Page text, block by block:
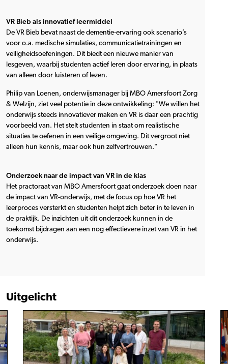
VR Bieb als innovatief leermiddel
De VR Bieb bevat naast de dementie-ervaring ook scenario’s
voor o.a. medische simulaties, communicatietrainingen en
veiligheidsoefeningen. Dit biedt een nieuwe manier van
lesgeven, waarbij studenten actief leren door ervaring, in plaats
van alleen door luisteren of lezen.
Philip van Loenen, onderwijsmanager bij MBO Amersfoort Zorg
& Welzijn, ziet veel potentie in deze ontwikkeling: "We willen het
onderwijs steeds innovatiever maken en VR is daar een prachtig
voorbeeld van. Het stelt studenten in staat om realistische
situaties te oefenen in een veilige omgeving. Dit vergroot niet
alleen hun kennis, maar ook hun zelfvertrouwen."
Onderzoek naar de impact van VR in de klas
Het practoraat van MBO Amersfoort gaat onderzoek doen naar
de impact van VR-onderwijs, met de focus op hoe VR het
leerproces versterkt en studenten helpt zich beter in te leven in
de praktijk. De inzichten uit dit onderzoek kunnen in de
toekomst bijdragen aan een nog effectievere inzet van VR in het
onderwijs.
Uitgelicht